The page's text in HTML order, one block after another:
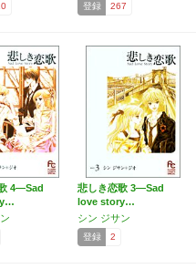
登録 267
4―Sad
悲しき恋歌 3―Sad
love story…
シン ジサン
登録 2